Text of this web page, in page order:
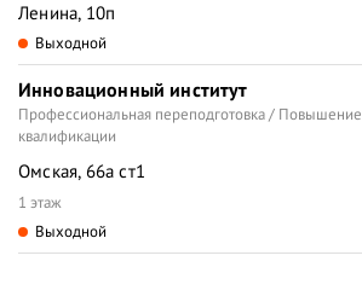
Ленина, 10п
Выходной
Инновационный институт
Профессиональная переподготовка / Повышение
квалификации
Омская, 66а ст1
1 этаж
Выходной